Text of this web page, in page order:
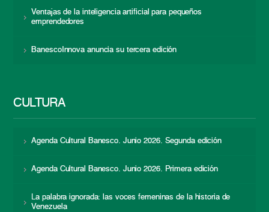
Ventajas de la inteligencia artificial para pequeños
emprendedores
BanescoInnova anuncia su tercera edición
CULTURA
Agenda Cultural Banesco. Junio 2026. Segunda edición
Agenda Cultural Banesco. Junio 2026. Primera edición
La palabra ignorada: las voces femeninas de la historia de
Venezuela